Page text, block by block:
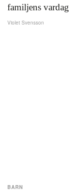
familjens vardag
Violet Svensson
BARN